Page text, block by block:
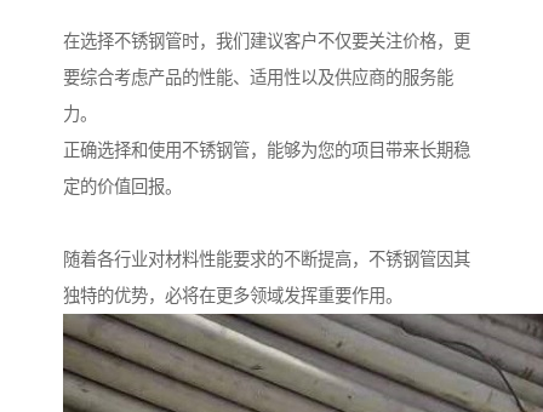
在选择不锈钢管时，我们建议客户不仅要关注价格，更
要综合考虑产品的性能、适用性以及供应商的服务能
力。
正确选择和使用不锈钢管，能够为您的项目带来长期稳
定的价值回报。
随着各行业对材料性能要求的不断提高，不锈钢管因其
独特的优势，必将在更多领域发挥重要作用。